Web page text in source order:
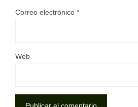
Correo electrónico *
Web